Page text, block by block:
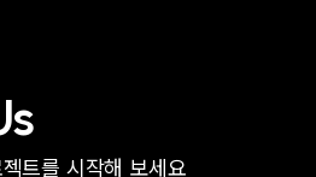
트를 시작해 보세요